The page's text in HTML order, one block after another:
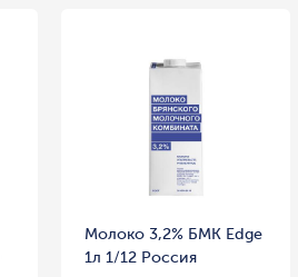
Молоко 3,2% БМК Edge
1л 1/12 Россия